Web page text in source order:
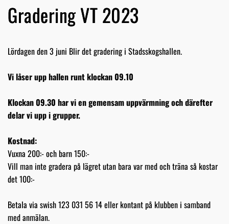
Gradering VT 2023
Lördagen den 3 juni Blir det gradering i Stadsskogshallen.
Vi låser upp hallen runt klockan 09.10
Klockan 09.30 har vi en gemensam uppvärmning och därefter
delar vi upp i grupper.
Kostnad:
Vuxna 200:- och barn 150:-
Vill man inte gradera på lägret utan bara var med och träna så kostar
det 100:-
Betala via swish 123 031 56 14 eller kontant på klubben i samband
med anmälan.